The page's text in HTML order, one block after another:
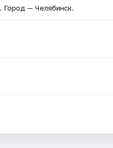
. Город — Челябинск.